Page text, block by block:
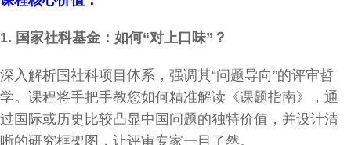
1. 国家社科基金：如何“对上口味”？
深入解析国社科项目体系，强调其“问题导向”的评审哲
学。课程将手把手教您如何精准解读《课题指南》，通
过国际或历史比较凸显中国问题的独特价值，并设计清
晰的研究框架图，让评审专家一目了然。